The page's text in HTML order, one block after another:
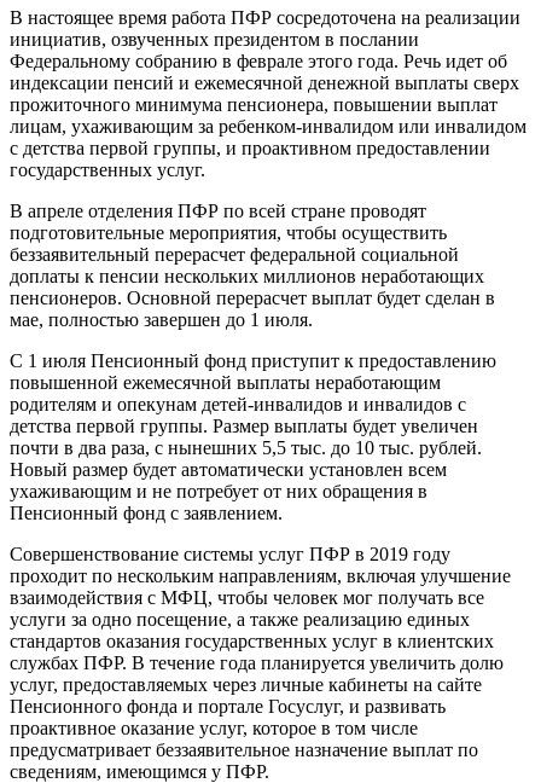
В настоящее время работа ПФР сосредоточена на реализации
инициатив, озвученных президентом в послании
Федеральному собранию в феврале этого года. Речь идет об
индексации пенсий и ежемесячной денежной выплаты сверх
прожиточного минимума пенсионера, повышении выплат
лицам, ухаживающим за ребенком-инвалидом или инвалидом
с детства первой группы, и проактивном предоставлении
государственных услуг.
В апреле отделения ПФР по всей стране проводят
подготовительные мероприятия, чтобы осуществить
беззаявительный перерасчет федеральной социальной
доплаты к пенсии нескольких миллионов неработающих
пенсионеров. Основной перерасчет выплат будет сделан в
мае, полностью завершен до 1 июля.
С 1 июля Пенсионный фонд приступит к предоставлению
повышенной ежемесячной выплаты неработающим
родителям и опекунам детей-инвалидов и инвалидов с
детства первой группы. Размер выплаты будет увеличен
почти в два раза, с нынешних 5,5 тыс. до 10 тыс. рублей.
Новый размер будет автоматически установлен всем
ухаживающим и не потребует от них обращения в
Пенсионный фонд с заявлением.
Совершенствование системы услуг ПФР в 2019 году
проходит по нескольким направлениям, включая улучшение
взаимодействия с МФЦ, чтобы человек мог получать все
услуги за одно посещение, а также реализацию единых
стандартов оказания государственных услуг в клиентских
службах ПФР. В течение года планируется увеличить долю
услуг, предоставляемых через личные кабинеты на сайте
Пенсионного фонда и портале Госуслуг, и развивать
проактивное оказание услуг, которое в том числе
предусматривает беззаявительное назначение выплат по
сведениям, имеющимся у ПФР.